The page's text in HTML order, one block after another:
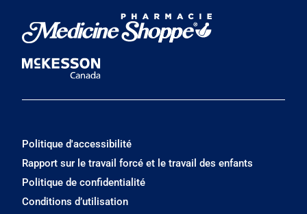
Politique d'accessibilité
Rapport sur le travail forcé et le travail des enfants
Politique de confidentialité
Conditions d’utilisation